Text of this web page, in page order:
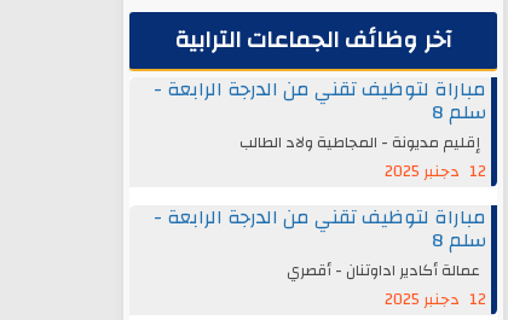
آخر وظائف الجماعات الترابية
مباراة لتوظيف تقني من الدرجة الرابعة -
سلم 8
إقليم مديونة - المجاطية ولاد الطالب
12 دجنبر 2025
مباراة لتوظيف تقني من الدرجة الرابعة -
سلم 8
عمالة أكادير اداوتنان - أقصري
12 دجنبر 2025